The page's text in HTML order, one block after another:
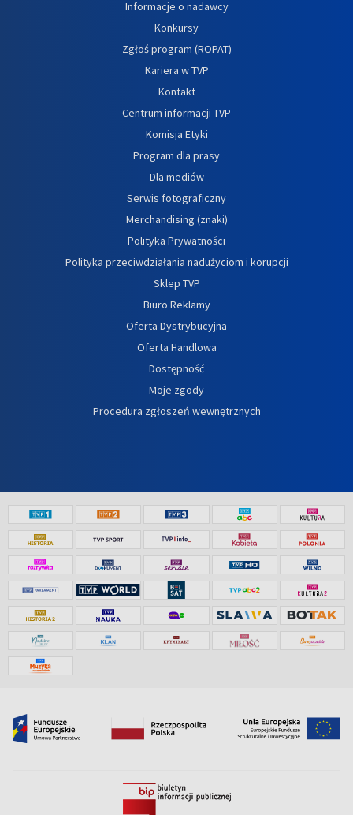
Informacje o nadawcy
Konkursy
Zgłoś program (ROPAT)
Kariera w TVP
Kontakt
Centrum informacji TVP
Komisja Etyki
Program dla prasy
Dla mediów
Serwis fotograficzny
Merchandising (znaki)
Polityka Prywatności
Polityka przeciwdziałania nadużyciom i korupcji
Sklep TVP
Biuro Reklamy
Oferta Dystrybucyjna
Oferta Handlowa
Dostępność
Moje zgody
Procedura zgłoszeń wewnętrznych